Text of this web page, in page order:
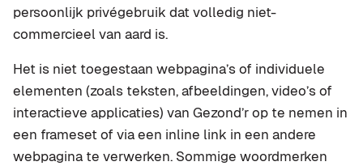
persoonlijk privégebruik dat volledig niet-
commercieel van aard is.
Het is niet toegestaan webpagina’s of individuele
elementen (zoals teksten, afbeeldingen, video’s of
interactieve applicaties) van Gezond’r op te nemen in
een frameset of via een inline link in een andere
webpagina te verwerken. Sommige woordmerken